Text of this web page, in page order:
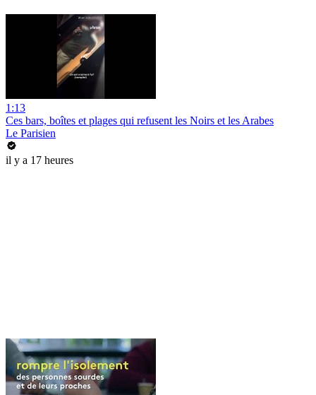
1:13
Ces bars, boîtes et plages qui refusent les Noirs et les Arabes
Le Parisien
il y a 17 heures